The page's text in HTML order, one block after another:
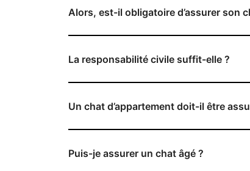
Alors, est-il obligatoire d’assurer son
La responsabilité civile suffit-elle ?
Un chat d’appartement doit-il être
Puis-je assurer un chat âgé ?